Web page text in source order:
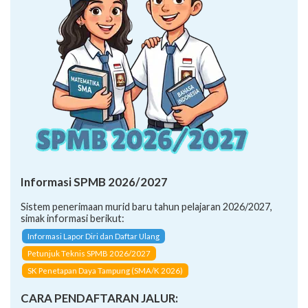
Informasi SPMB 2026/2027
Sistem penerimaan murid baru tahun pelajaran 2026/2027,
simak informasi berikut:
Informasi Lapor Diri dan Daftar Ulang
Petunjuk Teknis SPMB 2026/2027
SK Penetapan Daya Tampung (SMA/K 2026)
CARA PENDAFTARAN JALUR: